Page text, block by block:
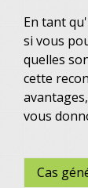
En tant qu'
si vous
quelles
cette
vous
Cas